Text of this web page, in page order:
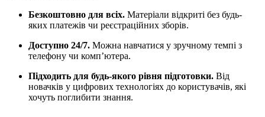
Безкоштовно для всіх. Матеріали відкриті без будь-
яких платежів чи реєстраційних зборів.
Доступно 24/7. Можна навчатися у зручному темпі з
телефону чи компʼютера.
Підходить для будь-якого рівня підготовки. Від
новачків у цифрових технологіях до користувачів, які
хочуть поглибити знання.